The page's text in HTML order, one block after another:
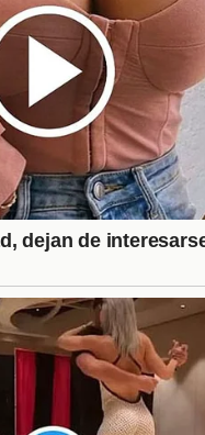
afecta la
el
de los
para la dinámica
se desarrollan las
cada
significativas.
en sus
equivocada
Además, la presión
con personas
puede provocar
en momentos